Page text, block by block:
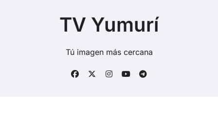
TV Yumurí
Tú imagen más cercana